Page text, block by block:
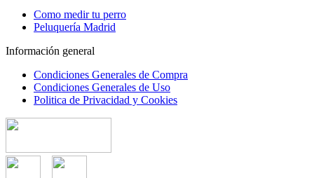
Como medir tu perro
Peluquería Madrid
Información general
Condiciones Generales de Compra
Condiciones Generales de Uso
Politica de Privacidad y Cookies